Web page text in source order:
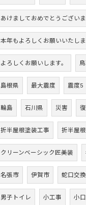
あけましておめでとうござい
本年もよろしくお願いいたしま
よろしくお願いします。
島根県 最大震度 震度5
輪島 石川県 災害
折半屋根塗装工事 折半屋根
クリーンベーシック匠美装
名張市 伊賀市 蛇口交換
男子トイレ 小工事 小